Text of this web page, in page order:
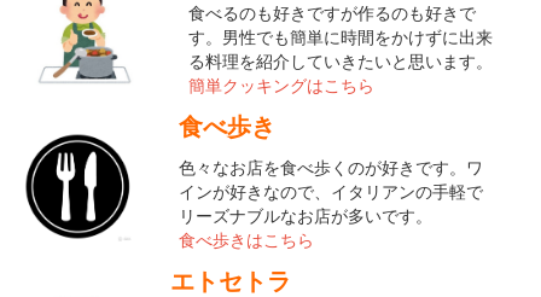
食べるのも好きですが作るのも好きで
す。男性でも簡単に時間をかけずに出来
る料理を紹介していきたいと思います。
簡単クッキングはこちら
食べ歩き
色々なお店を食べ歩くのが好きです。ワ
インが好きなので、イタリアンの手軽で
リーズナブルなお店が多いです。
食べ歩きはこちら
エトセトラ